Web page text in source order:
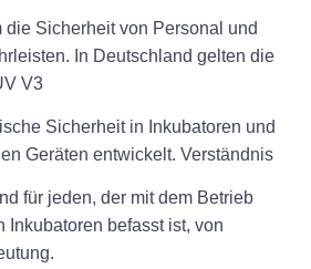
die Sicherheit von Personal und
In Deutschland gelten die
V3
Sicherheit in Inkubatoren und
Geräten entwickelt. Verständnis
für jeden, der mit dem Betrieb
Inkubatoren befasst ist, von